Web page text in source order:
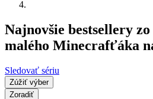
Najnovšie bestsellery
malého Minecrafťáka
Sledovať sériu
Zúžiť výber
Zoradiť